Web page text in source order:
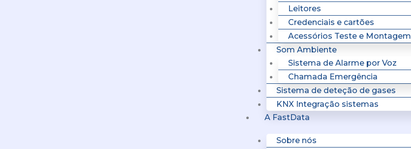
Leitores
Credenciais e cartões
Acessórios Teste e Montagem
Som Ambiente
Sistema de Alarme por Voz
Chamada Emergência
Sistema de deteção de gases
KNX Integração sistemas
A FastData
Sobre nós